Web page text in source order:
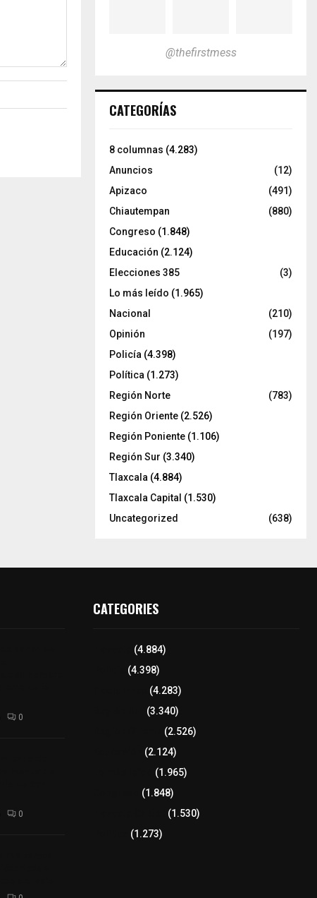
@thefirstmess
CATEGORÍAS
8 columnas (4.283)
Anuncios
(12)
Apizaco
(491)
Chiautempan
(880)
Congreso (1.848)
Educación (2.124)
Elecciones 385
(3)
Lo más leído (1.965)
Nacional
(210)
Opinión
(197)
Policía (4.398)
Política (1.273)
Región Norte
(783)
Región Oriente (2.526)
Región Poniente (1.106)
Región Sur (3.340)
Tlaxcala (4.884)
Tlaxcala Capital (1.530)
Uncategorized
(638)
0
0
CATEGORIES
(4.884)
(4.398)
(4.283)
(3.340)
(2.526)
(2.124)
(1.965)
(1.848)
(1.530)
(1.273)